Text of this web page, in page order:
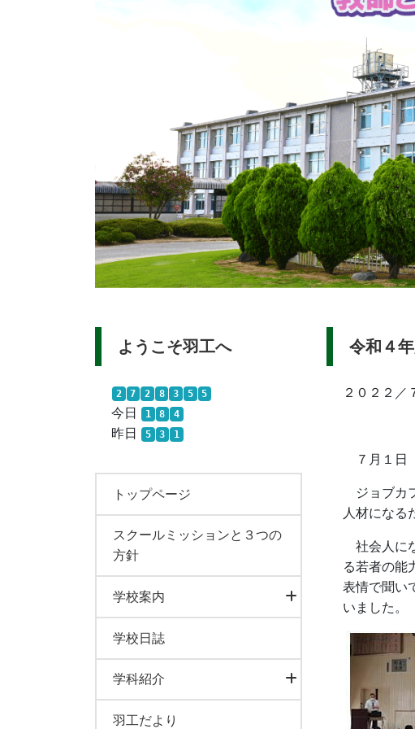
ようこそ羽工へ
2 7 2 8 3 5 5
今日 1 8 4
昨日 5 3 1
トップページ
スクールミッションと３つの
方針
学校案内
学校日誌
学科紹介
羽工だより
令和４
２０２２
７月１日
ジョブカ
人材になる
社会人に
る若者の能
表情で聞い
いました。